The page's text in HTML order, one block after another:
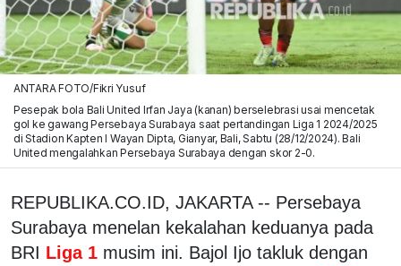
ANTARA FOTO/Fikri Yusuf
Pesepak bola Bali United Irfan Jaya (kanan) berselebrasi usai mencetak
gol ke gawang Persebaya Surabaya saat pertandingan Liga 1 2024/2025
di Stadion Kapten I Wayan Dipta, Gianyar, Bali, Sabtu (28/12/2024). Bali
United mengalahkan Persebaya Surabaya dengan skor 2-0.
REPUBLIKA.CO.ID, JAKARTA -- Persebaya
Surabaya menelan kekalahan keduanya pada
BRI Liga 1 musim ini. Bajol Ijo takluk dengan